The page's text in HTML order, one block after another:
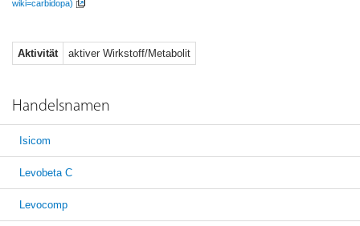
wiki=carbidopa)
Aktivität aktiver Wirkstoff/Metabolit
Handelsnamen
Isicom
Levobeta C
Levocomp